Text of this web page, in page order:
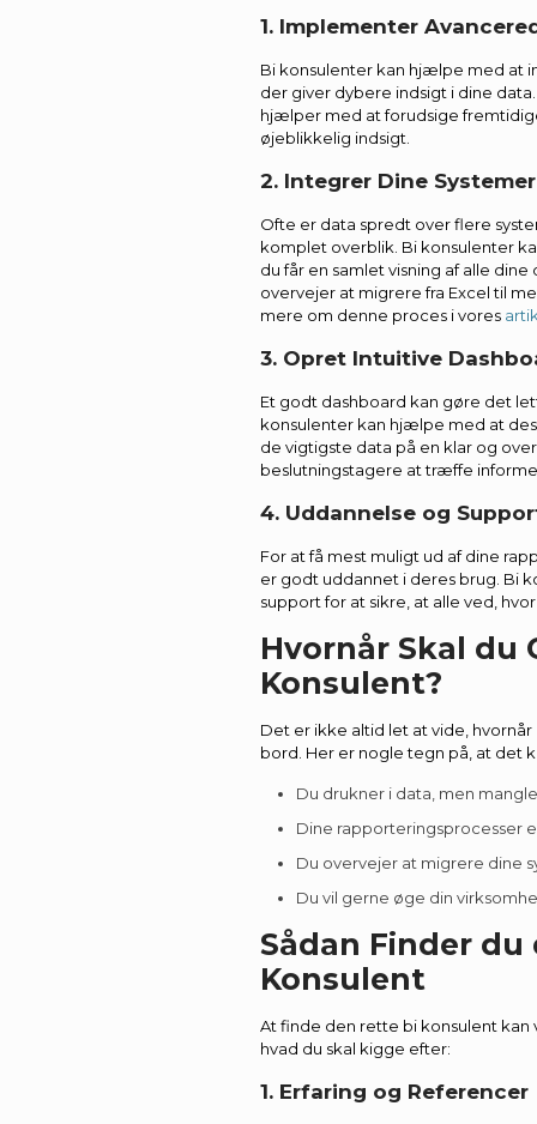
1. Implementer
Bi konsulenter kan hjælpe med at
der giver dybere indsigt i dine
hjælper med at forudsige
øjeblikkelig indsigt.
2. Integrer Dine Systemer
Ofte er data spredt over flere
komplet overblik. Bi konsulenter
du får en samlet visning af alle
overvejer at migrere fra Excel til
mere om denne proces i vores
3. Opret Intuitive
Et godt dashboard kan gøre det
konsulenter kan hjælpe med at
de vigtigste data på en klar og
beslutningstagere at træffe
4. Uddannelse og
For at få mest muligt ud af dine
er godt uddannet i deres brug. Bi
support for at sikre, at alle ved,
Hvornår Skal du
Konsulent?
Det er ikke altid let at vide,
bord. Her er nogle tegn på, at det
Du drukner i data, men
Dine rapporteringsprocesser
Du overvejer at migrere dine
Du vil gerne øge din
Sådan Finder du
Konsulent
At finde den rette bi konsulent
hvad du skal kigge efter:
1. Erfaring og Referencer